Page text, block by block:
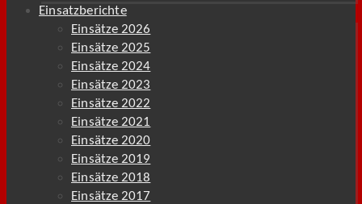
Einsatzberichte
Einsätze 2026
Einsätze 2025
Einsätze 2024
Einsätze 2023
Einsätze 2022
Einsätze 2021
Einsätze 2020
Einsätze 2019
Einsätze 2018
Einsätze 2017